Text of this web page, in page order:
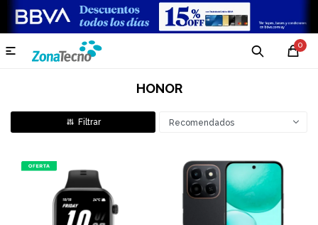
0

HONOR
Recomendados